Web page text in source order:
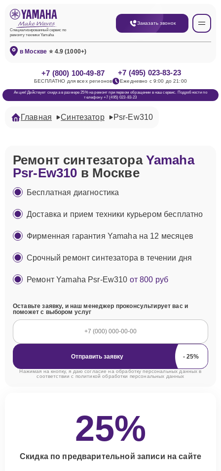
Специализированный сервис по
ремонту техники Yamaha
Заказать звонок
в Москве ⭐ 4.9 (1000+)
+7 (800) 100-49-87
БЕСПЛАТНО для всех регионов
+7 (495) 023-83-23
Ежедневно с 9:00 до 21:00
Акция! Действует скидка в размере 25% на ремонт при первом обращении в наш сервис. Подробности по
телефону +7 (495) 023-83-23
Главная Синтезатор Psr-Ew310
Ремонт синтезатора Yamaha
Psr-Ew310 в Москве
Бесплатная диагностика
Доставка и прием техники курьером бесплатно
Фирменная гарантия Yamaha на 12 месяцев
Срочный ремонт синтезатора в течении дня
Ремонт Yamaha Psr-Ew310 от 800 руб
Оставьте заявку, и наш менеджер проконсультирует вас и
поможет с выбором услуг
Отправить заявку
Нажимая на кнопку, я даю согласие на обработку персональных данных в
соответствии с политикой обработки персональных данных
25%
Скидка по предварительной записи на сайте